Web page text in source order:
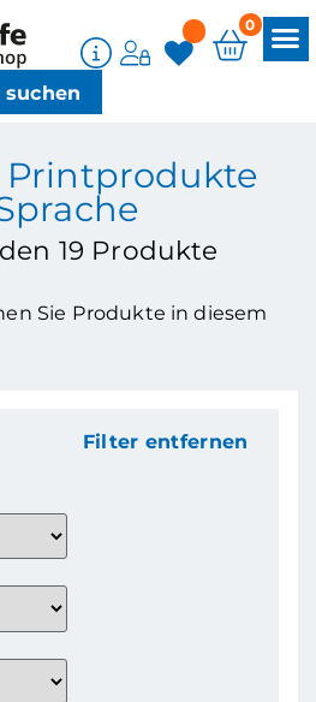
0
Printprodukte
19 Produkte
Sie Produkte in diesem
Filter entfernen